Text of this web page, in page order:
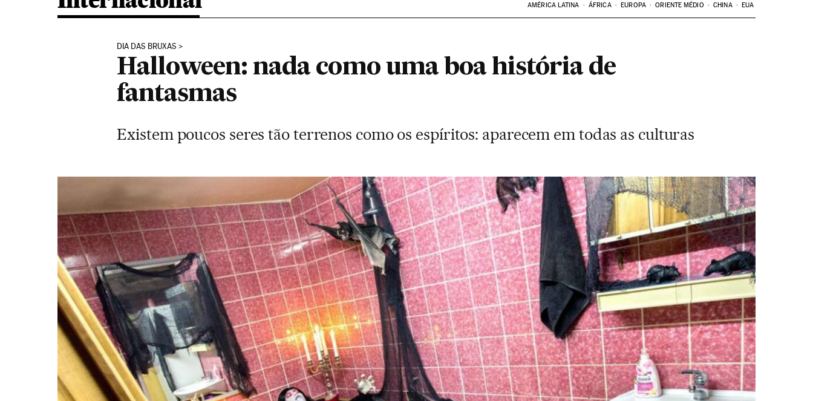
AMÉRICA LATINA ÁFRICA EUROPA ORIENTE MÉDIO CHINA EUA
DIA DAS BRUXAS
Halloween: nada como uma boa história de
fantasmas
Existem poucos seres tão terrenos como os espíritos: aparecem em todas as culturas